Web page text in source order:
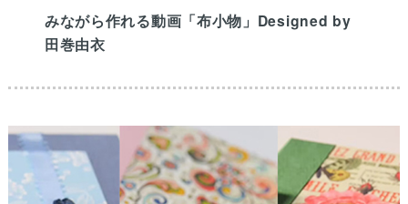
みながら作れる動画「布小物」Designed by
田巻由衣